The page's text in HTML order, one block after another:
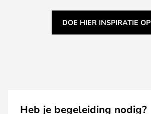
DOE HIER INSPIRATIE OP
Heb je begeleiding nodig?